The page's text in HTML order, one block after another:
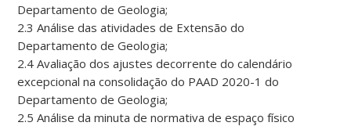
Departamento de Geologia;
2.3 Análise das atividades de Extensão do
Departamento de Geologia;
2.4 Avaliação dos ajustes decorrente do calendário
excepcional na consolidação do PAAD 2020-1 do
Departamento de Geologia;
2.5 Análise da minuta de normativa de espaço físico